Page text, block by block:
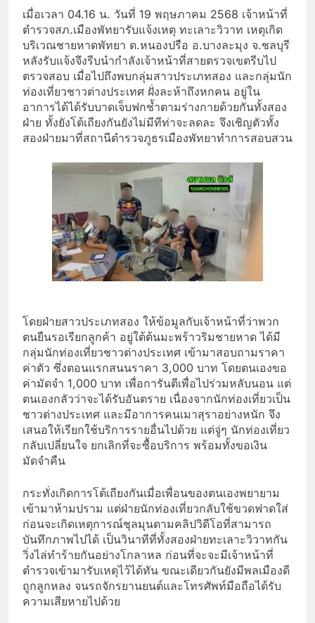
เมื่อเวลา 04.16 น. วันที่ 19 พฤษภาคม 2568 เจ้าหน้าที่
ตำรวจสภ.เมืองพัทยารับแจ้งเหตุ ทะเลาะวิวาท เหตุเกิด
บริเวณชายหาดพัทยา ต.หนองปรือ อ.บางละมุง จ.ชลบุรี
หลังรับแจ้งจึงรีบนำกำลังเจ้าหน้าที่สายตรวจเขตรีบไป
ตรวจสอบ เมื่อไปถึงพบกลุ่มสาวประเภทสอง และกลุ่มนัก
ท่องเที่ยวชาวต่างประเทศ ฝั่งละห้าถึงหกคน อยู่ใน
อาการได้ได้รับบาดเจ็บฟกช้ำตามร่างกายด้วยกันทั้งสอง
ฝ่าย ทั้งยังโต้เถียงกันยังไม่มีทีท่าจะลดละ จึงเชิญตัวทั้ง
สองฝ่ายมาที่สถานีตำรวจภูธรเมืองพัทยาทำการสอบสวน
โดยฝ่ายสาวประเภทสอง ให้ข้อมูลกับเจ้าหน้าที่ว่าพวก
ตนยืนรอเรียกลูกค้า อยู่ใต้ต้นมะพร้าวริมชายหาด ได้มี
กลุ่มนักท่องเที่ยวชาวต่างประเทศ เข้ามาสอบถามราคา
ค่าตัว ซึ่งตอนแรกสนนราคา 3,000 บาท โดยตนเองขอ
ค่ามัดจำ 1,000 บาท เพื่อการันตีเพื่อไปร่วมหลับนอน แต่
ตนเองกลัวว่าจะได้รับอันตราย เนื่องจากนักท่องเที่ยวเป็น
ชาวต่างประเทศ และมีอาการคนเมาสุราอย่างหนัก จึง
เสนอให้เรียกใช้บริการรายอื่นไปด้วย แต่จู่ๆ นักท่องเที่ยว
กลับเปลี่ยนใจ ยกเลิกที่จะซื้อบริการ พร้อมทั้งขอเงิน
มัดจำคืน
กระทั่งเกิดการโต้เถียงกันเมื่อเพื่อนของตนเองพยายาม
เข้ามาห้ามปราม แต่ฝ่ายนักท่องเที่ยวกลับใช้ขวดฟาดใส่
ก่อนจะเกิดเหตุการณ์ชุลมุนตามคลิปวิดีโอที่สามารถ
บันทึกภาพไปได้ เป็นวินาทีที่ทั้งสองฝ่ายทะเลาะวิวาทกัน
วิ่งไล่ทำร้ายกันอย่างโกลาหล ก่อนที่จะจะมีเจ้าหน้าที่
ตำรวจเข้ามารับเหตุไว้ได้ทัน ขณะเดียวกันยังมีพลเมืองดี
ถูกลูกหลง จนรถจักรยานยนต์และโทรศัพท์มือถือได้รับ
ความเสียหายไปด้วย